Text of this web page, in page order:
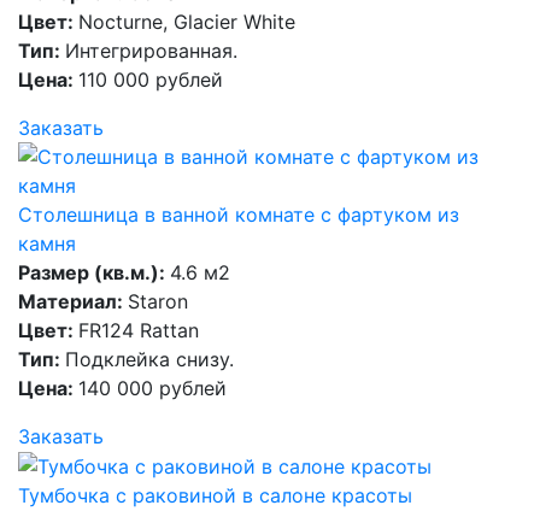
Цвет: Nocturne, Glacier White
Тип: Интегрированная.
Цена: 110 000 рублей
Заказать
Столешница в ванной комнате с фартуком из
камня
Размер (кв.м.): 4.6 м2
Материал: Staron
Цвет: FR124 Rattan
Тип: Подклейка снизу.
Цена: 140 000 рублей
Заказать
Тумбочка с раковиной в салоне красоты